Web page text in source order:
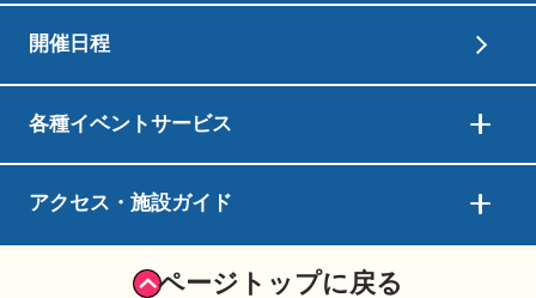
開催日程
各種イベントサービス
アクセス・施設ガイド
ページトップに戻る